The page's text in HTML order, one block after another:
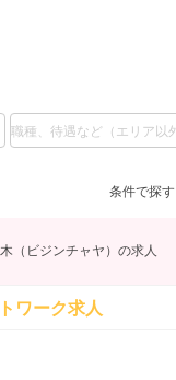
(3)
円～ (2)
給 (5)
条件で探す
(2)
(30)
（ビジンチャヤ）の求人
ワーク求人